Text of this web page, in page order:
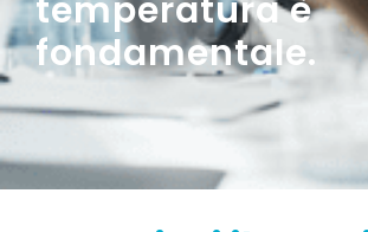
temperatura è
fondamentale.